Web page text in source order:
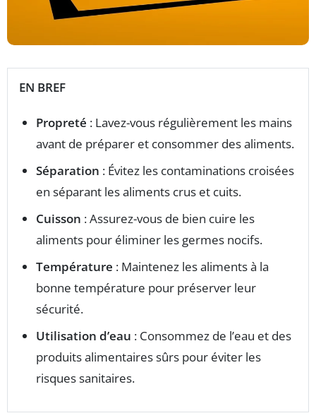
EN BREF
Propreté : Lavez-vous régulièrement les mains
avant de préparer et consommer des aliments.
Séparation : Évitez les contaminations croisées
en séparant les aliments crus et cuits.
Cuisson : Assurez-vous de bien cuire les
aliments pour éliminer les germes nocifs.
Température : Maintenez les aliments à la
bonne température pour préserver leur
sécurité.
Utilisation d’eau : Consommez de l’eau et des
produits alimentaires sûrs pour éviter les
risques sanitaires.